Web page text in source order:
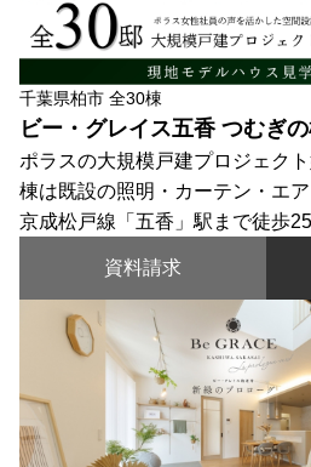
千葉県柏市 全30棟
ビー・グレイス五香 つむぎ
ポラスの大規模戸建プロジェク
棟は既設の照明・カーテン・エ
京成松戸線「五香」駅まで徒歩
資料請求